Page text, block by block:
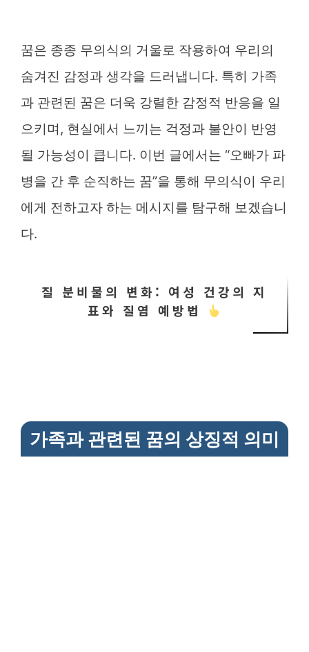
꿈은 종종 무의식의 거울로 작용하여 우리의
숨겨진 감정과 생각을 드러냅니다. 특히 가족
과 관련된 꿈은 더욱 강렬한 감정적 반응을 일
으키며, 현실에서 느끼는 걱정과 불안이 반영
될 가능성이 큽니다. 이번 글에서는 “오빠가 파
병을 간 후 순직하는 꿈”을 통해 무의식이 우리
에게 전하고자 하는 메시지를 탐구해 보겠습니
다.
질 분비물의 변화: 여성 건강의 지
표와 질염 예방법
가족과 관련된 꿈의 상징적 의미